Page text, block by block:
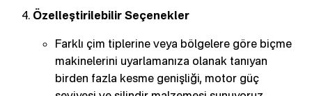
Özelleştirilebilir Seçenekler
Farklı çim tiplerine veya bölgelere göre biçme
makinelerini uyarlamanıza olanak tanıyan
birden fazla kesme genişliği, motor güç